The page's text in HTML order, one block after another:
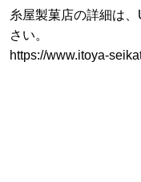
糸屋製菓店の詳細は
さい。
https://www.itoya-